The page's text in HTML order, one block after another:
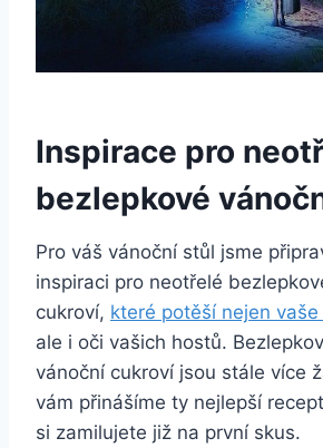
Inspirace pro
bezlepkové
Pro váš vánoční stůl jsme
inspiraci pro neotřelé
cukroví, které potěší nejen
ale i oči vašich hostů.
vánoční cukroví jsou stále více
vám přinášíme ty nejlepší
si zamilujete již na první skus.